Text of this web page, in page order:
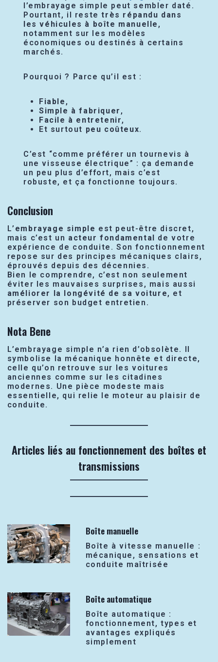
l’embrayage simple peut sembler daté.
Pourtant, il restetrès répandu dans
les véhicules à boîte manuelle ,
notamment sur les modèles
économiques ou destinés à certains
marchés.
Pourquoi ? Parce qu’il est :
Fiable ,
Simple à fabriquer ,
Facile à entretenir,
Et surtout peu coûteux.
C’est “comme préférer un tournevis à
une visseuse électrique” : ça demande
un peu plus d’effort, mais c’est
robuste, et ça fonctionne toujours.
Conclusion
L’ embrayage simple est peut-être discret,
mais c’est un acteur fondamental
de votre
expérience de conduite. Son fonctionnement
repose sur des principes mécaniques clairs,
éprouvés depuis des décennies.
Bien le comprendre, c’est non seulement
éviter les mauvaises surprises, mais aussi
améliorer la longévité de sa voiture, et
préserver son budget entretien.
Nota Bene
L’embrayage simple n’a rien d’obsolète. Il
symbolise la mécanique honnête et directe,
celle qu’on retrouve sur les voitures
anciennes comme sur les citadines
modernes. Une pièce modeste mais
essentielle, qui relie le moteur au plaisir de
conduite.
Articles liés au fonctionnement des boîtes et
transmissions
Boîte manuelle
Boîte à vitesse manuelle :
mécanique, sensations et
conduite maîtrisée
Boîte automatique
Boîte automatique :
fonctionnement, types et
avantages expliqués
simplement